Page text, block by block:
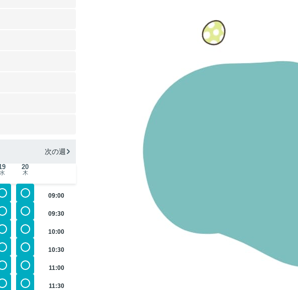
次の週
水
20
木
09:00
09:30
10:00
10:30
11:00
11:30